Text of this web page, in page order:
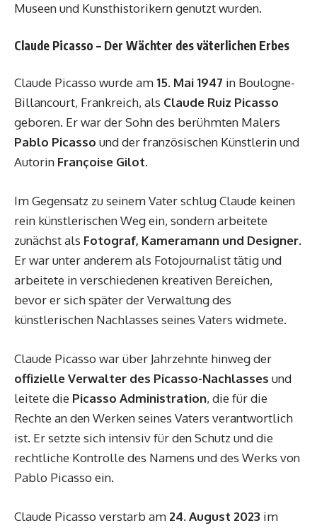
Museen und Kunsthistorikern genutzt wurden.
Claude Picasso – Der Wächter des väterlichen Erbes
Claude Picasso wurde am15. Mai 1947 in Boulogne-
Billancourt, Frankreich, als Claude Ruiz Picasso
geboren. Er war der Sohn des berühmten Malers
Pablo Picasso und der französischen Künstlerin und
Autorin Françoise Gilot.
Im Gegensatz zu seinem Vater schlug Claude keinen
rein künstlerischen Weg ein, sondern arbeitete
zunächst als Fotograf, Kameramann und Designer.
Er war unter anderem als Fotojournalist tätig und
arbeitete in verschiedenen kreativen Bereichen,
bevor er sich später der Verwaltung des
künstlerischen Nachlasses seines Vaters widmete.
Claude Picasso war über Jahrzehnte hinweg der
offizielle Verwalter des Picasso-Nachlasses und
leitete die Picasso Administration, die für die
Rechte an den Werken seines Vaters verantwortlich
ist. Er setzte sich intensiv für den Schutz und die
rechtliche Kontrolle des Namens und des Werks von
Pablo Picasso ein.
Claude Picasso verstarb am 24. August 2023 im